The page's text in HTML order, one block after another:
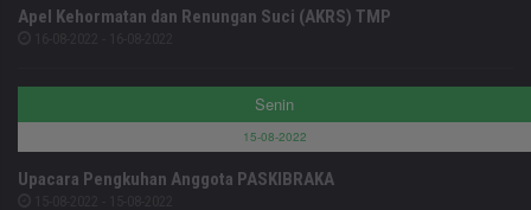
Apel Kehormatan dan Renungan Suci (AKRS) TMP
Senin
15-08-2022
Upacara Pengkuhan Anggota PASKIBRAKA